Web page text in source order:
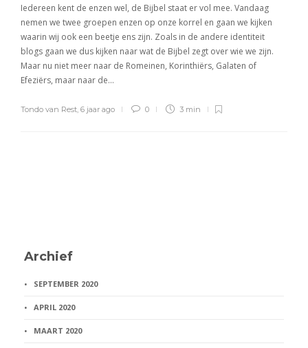
Iedereen kent de enzen wel, de Bijbel staat er vol mee. Vandaag
nemen we twee groepen enzen op onze korrel en gaan we kijken
waarin wij ook een beetje ens zijn. Zoals in de andere identiteit
blogs gaan we dus kijken naar wat de Bijbel zegt over wie we zijn.
Maar nu niet meer naar de Romeinen, Korinthiërs, Galaten of
Efeziërs, maar naar de…
Tondo van Rest, 6 jaar ago 0 3 min
Archief
SEPTEMBER 2020
APRIL 2020
MAART 2020